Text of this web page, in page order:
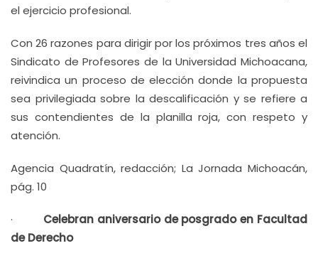
el ejercicio profesional.
Con 26 razones para dirigir por los próximos tres años el
Sindicato de Profesores de la Universidad Michoacana,
reivindica un proceso de elección donde la propuesta
sea privilegiada sobre la descalificación y se refiere a
sus contendientes de la planilla roja, con respeto y
atención.
Agencia Quadratín, redacción; La Jornada Michoacán,
pág. 10
· Celebran aniversario de posgrado en Facultad
de Derecho